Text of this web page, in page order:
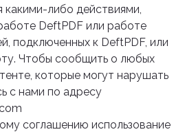
какими-либо действиями,
DeftPDF или работе
подключенных к DeftPDF, или
Чтобы сообщить о любых
которые могут нарушать
с нами по адресу
соглашению использование